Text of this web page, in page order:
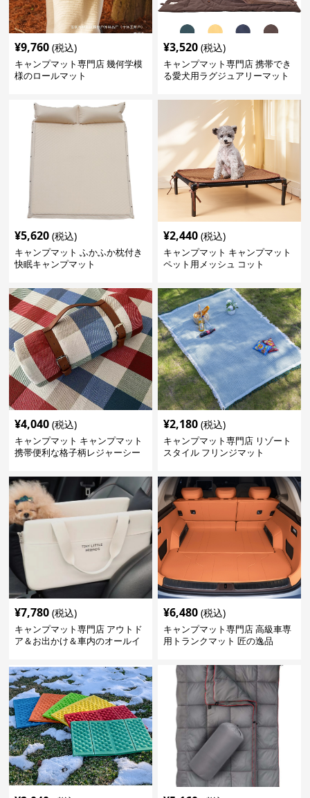
¥9,760 (税込)
キャンプマット専門店 幾何学模
様のロールマット
¥3,520 (税込)
キャンプマット専門店 携帯でき
る愛犬用ラグジュアリーマット
¥5,620 (税込)
キャンプマット ふかふか枕付き
快眠キャンプマット
¥2,440 (税込)
キャンプマット キャンプマット
ペット用メッシュ コット
¥4,040 (税込)
キャンプマット キャンプマット
携帯便利な格子柄レジャーシー
¥2,180 (税込)
キャンプマット専門店 リゾート
スタイル フリンジマット
¥7,780 (税込)
キャンプマット専門店 アウトド
ア＆お出かけ＆車内のオールイ
¥6,480 (税込)
キャンプマット専門店 高級車専
用トランクマット 匠の逸品